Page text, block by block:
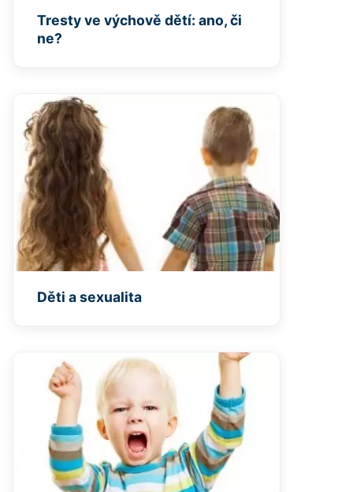
Tresty ve výchově dětí: ano, či
ne?
Děti a sexualita